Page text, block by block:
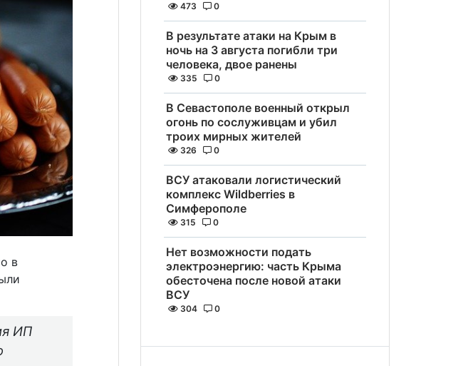
в
ИП
473 0
В результате атаки на Крым в
ночь на 3 августа погибли три
человека, двое ранены
335 0
В Севастополе военный открыл
огонь по сослуживцам и убил
троих мирных жителей
326 0
ВСУ атаковали логистический
комплекс Wildberries в
Симферополе
315 0
Нет возможности подать
электроэнергию: часть Крыма
обесточена после новой атаки
ВСУ
304 0